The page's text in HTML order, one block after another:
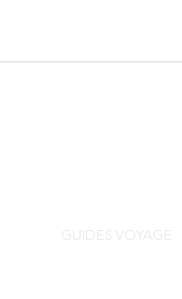
GUIDES VOYAGE